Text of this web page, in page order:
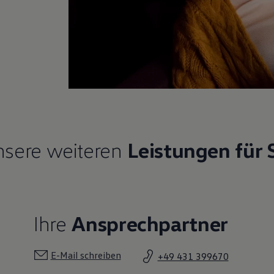
weiteren Leistungen für
IhreAnsprechpartner
E-Mail schreiben +49 431 399670